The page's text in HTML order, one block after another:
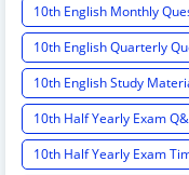
10th English Monthly
10th English Quarterly
10th English Study
10th Half Yearly Exam
10th Half Yearly Exam